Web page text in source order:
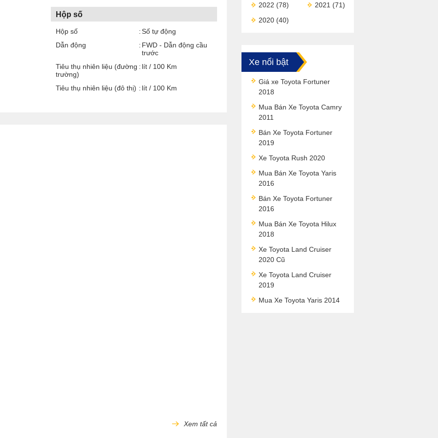
Hộp số
Hộp số
Số tự động
Dẫn động
FWD - Dẫn động cầu
trước
Tiêu thụ nhiên liệu (đường
trường)
lít / 100 Km
Tiêu thụ nhiên liệu (đô thị) lít / 100 Km
Xem tất cả
2022 (78) 2021 (71)
2020 (40)
Xe nổi bật
Giá xe Toyota Fortuner
2018
Mua Bán Xe Toyota Camry
2011
Bán Xe Toyota Fortuner
2019
Xe Toyota Rush 2020
Mua Bán Xe Toyota Yaris
2016
Bán Xe Toyota Fortuner
2016
Mua Bán Xe Toyota Hilux
2018
Xe Toyota Land Cruiser
2020 Cũ
Xe Toyota Land Cruiser
2019
Mua Xe Toyota Yaris 2014